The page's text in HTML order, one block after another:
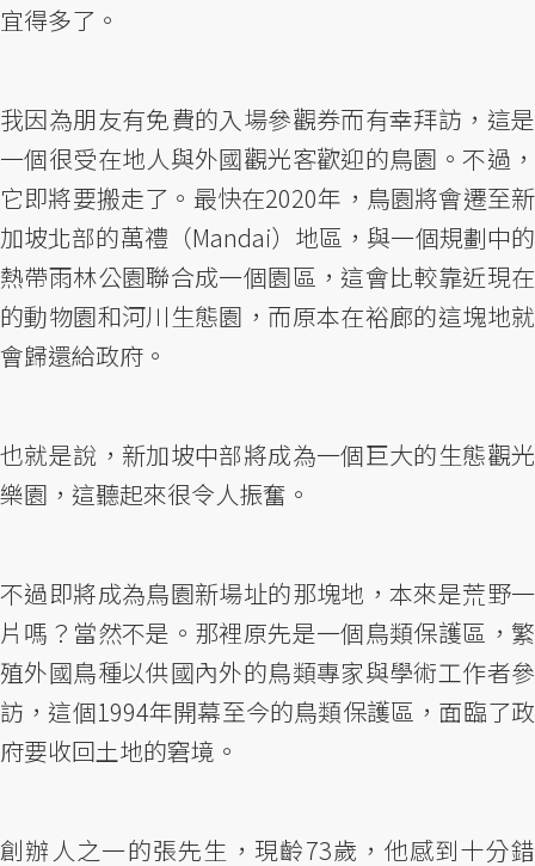
宜得多了。
我因為朋友有免費的入場參觀券而有幸拜訪，這是
一個很受在地人與外國觀光客歡迎的鳥園。不過，
它即將要搬走了。最快在2020年，鳥園將會遷至新
加坡北部的萬禮（Mandai）地區，與一個規劃中的
熱帶雨林公園聯合成一個園區，這會比較靠近現在
的動物園和河川生態園，而原本在裕廊的這塊地就
會歸還給政府。
也就是說，新加坡中部將成為一個巨大的生態觀光
樂園，這聽起來很令人振奮。
不過即將成為鳥園新場址的那塊地，本來是荒野一
片嗎？當然不是。那裡原先是一個鳥類保護區，繁
殖外國鳥種以供國內外的鳥類專家與學術工作者參
訪，這個1994年開幕至今的鳥類保護區，面臨了政
府要收回土地的窘境。
創辦人之一的張先生，現齡73歲，他感到十分錯